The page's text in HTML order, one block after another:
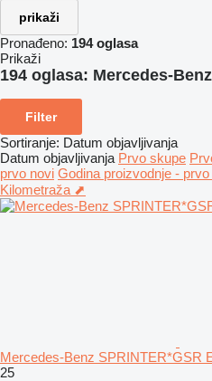
prikaži
Pronađeno: 194 oglasa
Prikaži
194 oglasa: Mercedes-
Filter
Sortiranje: Datum objavljivanja
Datum objavljivanja Prvo skupe
prvo novi Godina proizvodnje -
Kilometraža ⬈
Mercedes-Benz SPRINTER*GSR
25